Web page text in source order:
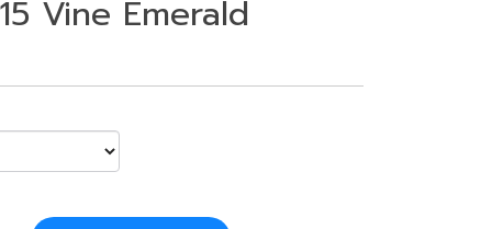
Vine Emerald